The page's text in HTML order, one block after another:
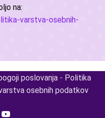
na:
varstva-osebnih-
poslovanja- Politika
osebnih podatkov